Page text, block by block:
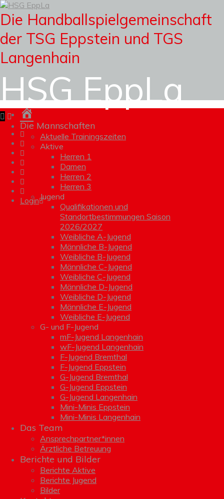
Die Handballspielgemeinschaft
der TSG Eppstein und TGS
Langenhain
HSG EppLa
Login
Die Mannschaften
Aktuelle Trainingszeiten
Aktive
Herren 1
Damen
Herren 2
Herren 3
Jugend
Qualifikationen und
Standortbestimmungen Saison
2026/2027
Weibliche A-Jugend
Männliche B-Jugend
Weibliche B-Jugend
Männliche C-Jugend
Weibliche C-Jugend
Männliche D-Jugend
Weibliche D-Jugend
Männliche E-Jugend
Weibliche E-Jugend
G- und F-Jugend
mF-Jugend Langenhain
wF-Jugend Langenhain
F-Jugend Bremthal
F-Jugend Eppstein
G-Jugend Bremthal
G-Jugend Eppstein
G-Jugend Langenhain
Mini-Minis Eppstein
Mini-Minis Langenhain
Das Team
Ansprechpartner*innen
Ärztliche Betreuung
Berichte und Bilder
Berichte Aktive
Berichte Jugend
Bilder